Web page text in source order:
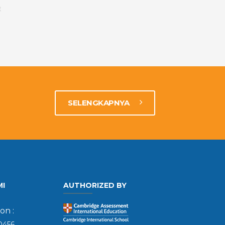
SELENGKAPNYA
:
AUTHORIZED BY